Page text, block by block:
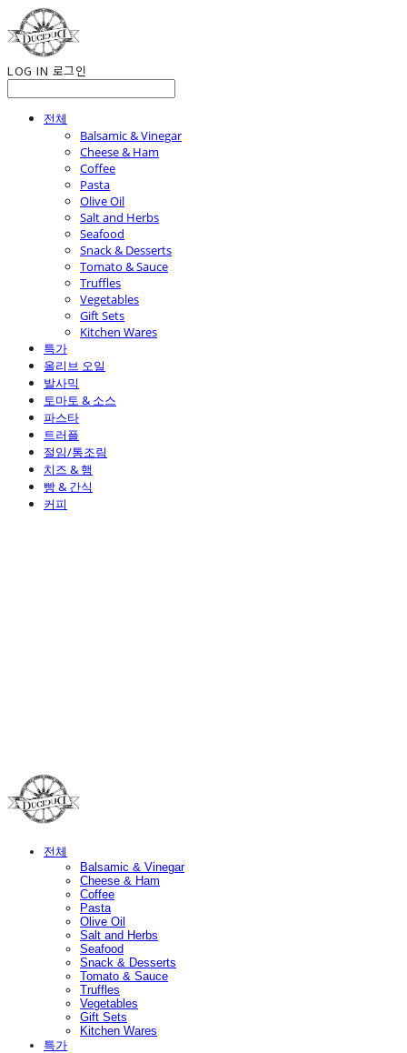
LOG IN 로그인
전체
Balsamic & Vinegar
Cheese & Ham
Coffee
Pasta
Olive Oil
Salt and Herbs
Seafood
Snack & Desserts
Tomato & Sauce
Truffles
Vegetables
Gift Sets
Kitchen Wares
특가
올리브 오일
발사믹
토마토 & 소스
파스타
트러플
절임/통조림
치즈 & 햄
빵 & 간식
커피
전체
Balsamic & Vinegar
Cheese & Ham
Coffee
Pasta
Olive Oil
Salt and Herbs
Seafood
Snack & Desserts
Tomato & Sauce
Truffles
Vegetables
Gift Sets
Kitchen Wares
특가